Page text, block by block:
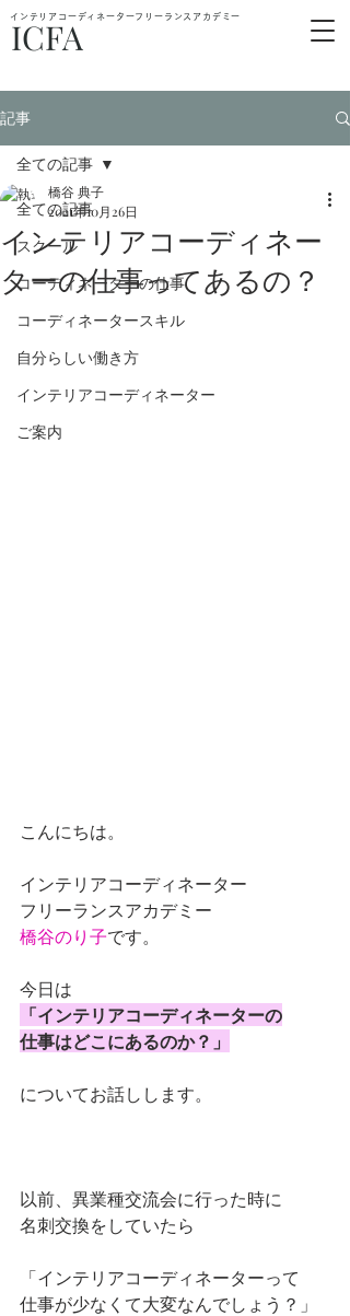
ICFA
インテリアコーディネーターフリーランスアカデミー
記事
全ての記事
スクール
コーディネーターの仕事
コーディネータースキル
自分らしい働き方
インテリアコーディネーター
ご案内
全ての記事
インテリアコーディネー
ターの仕事ってあるの？
橋谷 典子
2021年10月26日
こんにちは。
インテリアコーディネーター
フリーランスアカデミー
橋谷のり子です。
今日は
「インテリアコーディネーターの
仕事はどこにあるのか？」
についてお話しします。
以前、異業種交流会に行った時に
名刺交換をしていたら
「インテリアコーディネーターって
仕事が少なくて大変なんでしょう？」